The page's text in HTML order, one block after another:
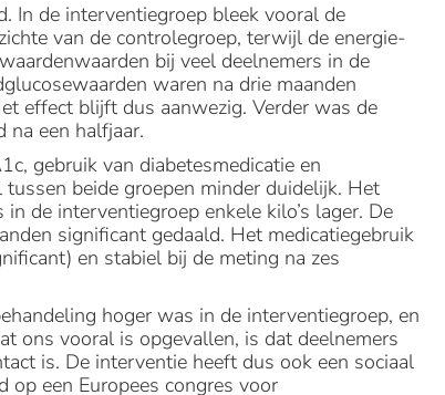
In de interventiegroep bleek vooral de
van de controlegroep, terwijl de energie-
bij veel deelnemers in de
waren na drie maanden
effect blijft dus aanwezig. Verder was de
na een halfjaar.
gebruik van diabetesmedicatie en
beide groepen minder duidelijk. Het
de interventiegroep enkele kilo’s lager. De
significant gedaald. Het medicatiegebruik
en stabiel bij de meting na zes
hoger was in de interventiegroep, en
ons vooral is opgevallen, is dat deelnemers
is. De interventie heeft dus ook een sociaal
op een Europees congres voor